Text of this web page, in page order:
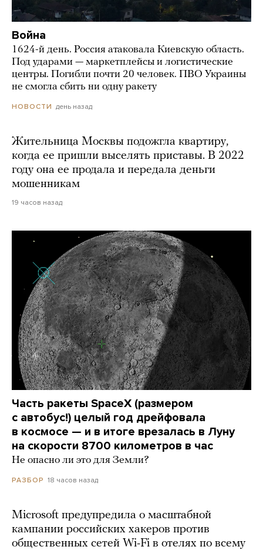
Война
1624-й день. Россия атаковала Киевскую область.
Под ударами — маркетплейсы и логистические
центры. Погибли почти 20 человек. ПВО Украины
не смогла сбить ни одну ракету
НОВОСТИ день назад
Жительница Москвы подожгла квартиру,
когда ее пришли выселять приставы. В 2022
году она ее продала и передала деньги
мошенникам
19 часов назад
Часть ракеты SpaceX (размером
с автобус!) целый год дрейфовала
в космосе — и в итоге врезалась в Луну
на скорости 8700 километров в час
Не опасно ли это для Земли?
РАЗБОР 18 часов назад
Microsoft предупредила о масштабной
кампании российских хакеров против
общественных сетей Wi-Fi в отелях по всему